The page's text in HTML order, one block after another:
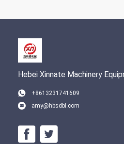
Hebei Xinnate Machinery
+8613231741609
amy@hbsdbl.com